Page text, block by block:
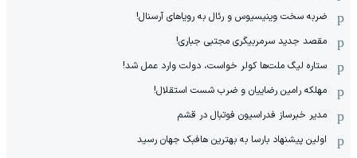
ضربه سخت وینیسیوس و رئال به رویاهای آرسنال!
مقصد جدید سرمربیگری مجتبی جباری!
ستاره لیگ ملت‌ها کولر خواست، دولت وارد عمل شد!
مهلکه رامین رضاییان و ضرب شست استقلال!
مدیر خبرساز فدراسیون فوتبال در قشم
اولین پیشنهاد بارسا به بهترین هافبک جهان رسید